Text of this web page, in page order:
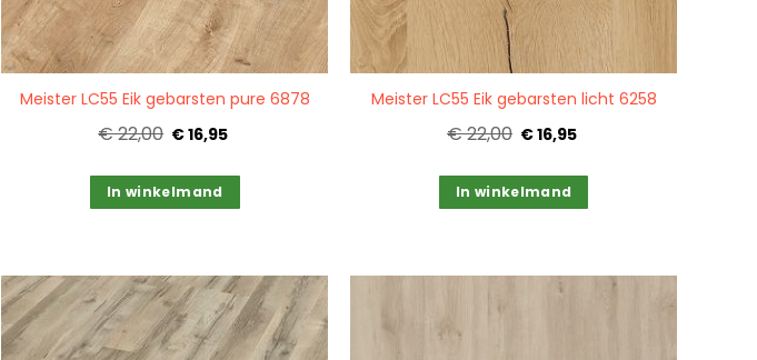
Meister LC55 Eik gebarsten pure 6878
€ 22,00 € 16,95
Quickview
In winkelmand
Meister LC55 Eik gebarsten licht 6258
€ 22,00 € 16,95
Quickview
In winkelmand